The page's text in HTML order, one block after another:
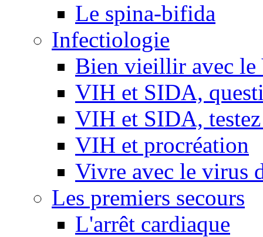
Le spina-bifida
Infectiologie
Bien vieillir avec
VIH et SIDA,
VIH et SIDA, testez
VIH et procréation
Vivre avec le virus
Les premiers secours
L'arrêt cardiaque